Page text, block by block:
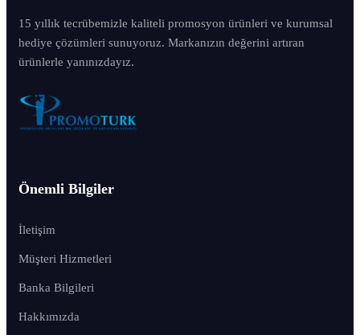
15 yıllık tecrübemizle kaliteli promosyon ürünleri ve kurumsal
hediye çözümleri sunuyoruz. Markanızın değerini artıran
ürünlerle yanınızdayız.
Önemli Bilgiler
İletişim
Müşteri Hizmetleri
Banka Bilgileri
Hakkımızda